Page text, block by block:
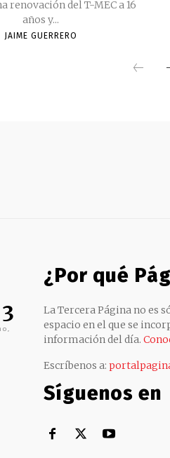
renovación del T-MEC a 16
años y...
JAIME GUERRERO
¿Por qué
La Tercera Página no es
espacio en el que se
información del día.
Escríbenos a:
Síguenos en